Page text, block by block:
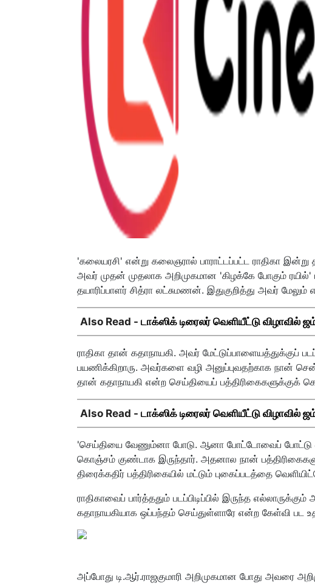
'கலையரசி' என்று கலைஞரால் பாராட்டப்பட்ட ராதிகா இன்று
அவர் முதன் முதலாக அறிமுகமான 'கிழக்கே போகும் ரயில்'
தயாரிப்பாளர் சித்ரா லட்சுமணன். இதுகுறித்து அவர்
Also Read - டாக்ஸிக் டிரைலர் வெளியீட்டு விழாவில்
ராதிகா தான் கதாநாயகி. அவர் மேட்டுப்பாளையத்துக்குப்
பயணிக்கிறாரு. அவர்களை வழி அனுப்புவதற்காக நான்
தான் கதாநாயகி என்ற செய்தியைப் பத்திரிகைகளுக்குக்
Also Read - டாக்ஸிக் டிரைலர் வெளியீட்டு விழாவில்
'செய்தியை வேணும்னா போடு. ஆனா போட்டோவைப் போட்டு
கொஞ்சம் குண்டாக இருந்தார். அதனால நான்
திரைக்கதிர் பத்திரிகையில் மட்டும் புகைப்படத்தை
ராதிகாவைப் பார்த்ததும் படப்பிடிப்பில் இருந்த
கதாநாயகியாக ஒப்பந்தம் செய்துள்ளாரே என்ற கேள்வி பட
அப்போது டி.ஆர்.ராஜகுமாரி அறிமுகமான போது அவரை